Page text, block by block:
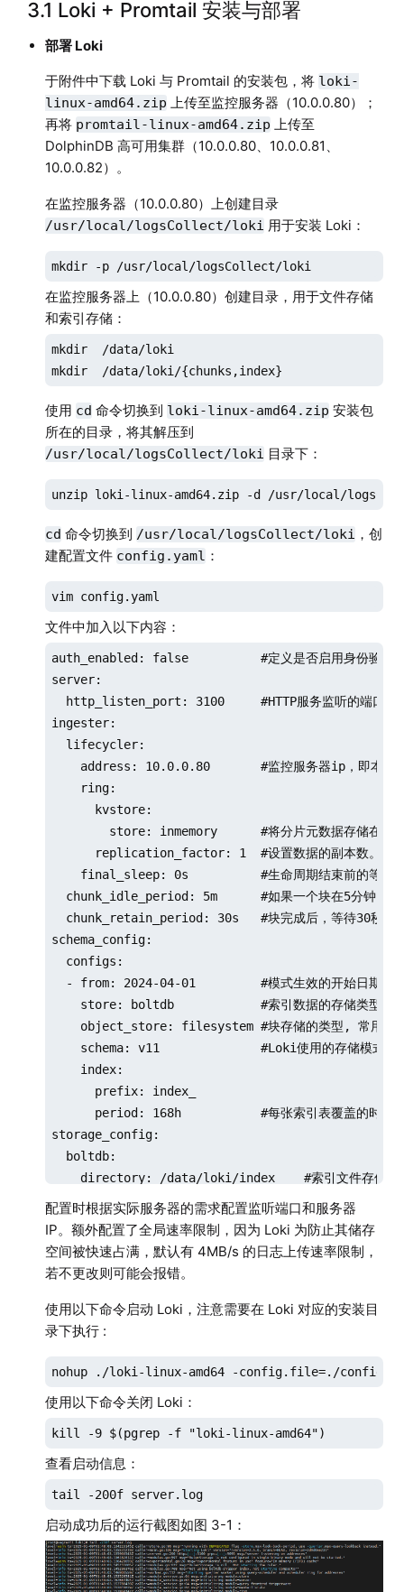
3.1 Loki + Promtail 安装与部署
部署 Loki
于附件中下载 Loki 与 Promtail 的安装包，将 loki-
linux-amd64.zip 上传至监控服务器（10.0.0.80）；
再将 promtail-linux-amd64.zip 上传至
DolphinDB 高可用集群（10.0.0.80、10.0.0.81、
10.0.0.82）。
在监控服务器（10.0.0.80）上创建目录
/usr/local/logsCollect/loki 用于安装 Loki：
mkdir -p /usr/local/logsCollect/loki
在监控服务器上（10.0.0.80）创建目录，用于文件存储
和索引存储：
mkdir  /data/loki
mkdir  /data/loki/{chunks,index}
使用 cd 命令切换到 loki-linux-amd64.zip 安装包
所在的目录，将其解压到
/usr/local/logsCollect/loki 目录下：
unzip loki-linux-amd64.zip -d /usr/local/
cd 命令切换到 /usr/local/logsCollect/loki ，创
建配置文件 config.yaml ：
vim config.yaml
文件中加入以下内容：
auth_enabled: false          #定义是否启用身份验证
server:
  http_listen_port: 3100     #HTTP服务监听的端口号
ingester:
  lifecycler:
address: 10.0.0.80       #监控服务器ip，即本机
    ring:
      kvstore:
store: inmemory      #将分片元数据存储在内
replication_factor: 1  #设置数据的副本数。值
final_sleep: 0s          #生命周期结束前的等待
chunk_idle_period: 5m      #如果一个块在5分钟内没
chunk_retain_period: 30s   #块完成后，等待30秒再
schema_config:
  configs:
  - from: 2024-04-01         #模式生效的开始日期
store: boltdb            #索引数据的存储类型,
object_store: filesystem #块存储的类型, 常用值
schema: v11              #Loki使用的存储模式版
    index:
      prefix: index_
period: 168h           #每张索引表覆盖的时间
storage_config:
  boltdb:
directory: /data/loki/index    #索引文件存储地
  filesystem:
    directory: /data/loki/chunks   #块存储地址
limits_config:
enforce_metric_name: false       #是否强制要求日
reject_old_samples_max_age: 168h #定义拒绝日志样
  # 全局速率限制
ingestion_burst_size_mb: 2048    #全局突发速率设
# 最大可查询历史日期7天,这个时间必须是schema_config
  max_look_back_period: 168h
retention_deletes_enabled: true  #是否启用过期表
retention_period: 168h           #定义表的保留时
配置时根据实际服务器的需求配置监听端口和服务器
IP。额外配置了全局速率限制，因为 Loki 为防止其储存
空间被快速占满，默认有 4MB/s 的日志上传速率限制，
若不更改则可能会报错。
使用以下命令启动 Loki，注意需要在 Loki 对应的安装目
录下执行 :
nohup ./loki-linux-amd64 -config.file=./
使用以下命令关闭 Loki：
kill -9 $(pgrep -f "loki-linux-amd64")
查看启动信息：
tail -200f server.log
启动成功后的运行截图如图 3-1：